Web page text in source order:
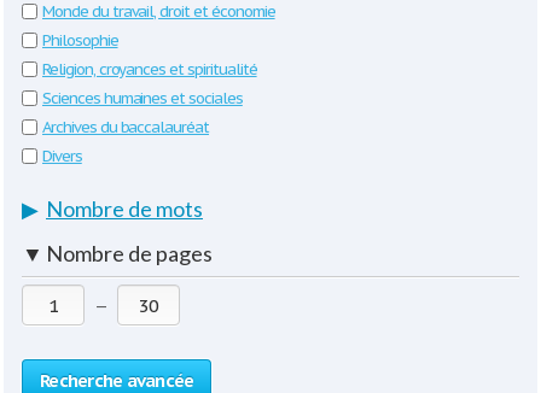
Monde du travail, droit et économie
Philosophie
Religion, croyances et spiritualité
Sciences humaines et sociales
Archives du baccalauréat
Divers
▶ Nombre de mots
▼ Nombre de pages
—
Recherche avancée